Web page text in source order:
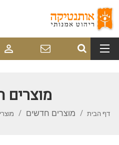

מוצרים
דף הבית מוצרים חדשים